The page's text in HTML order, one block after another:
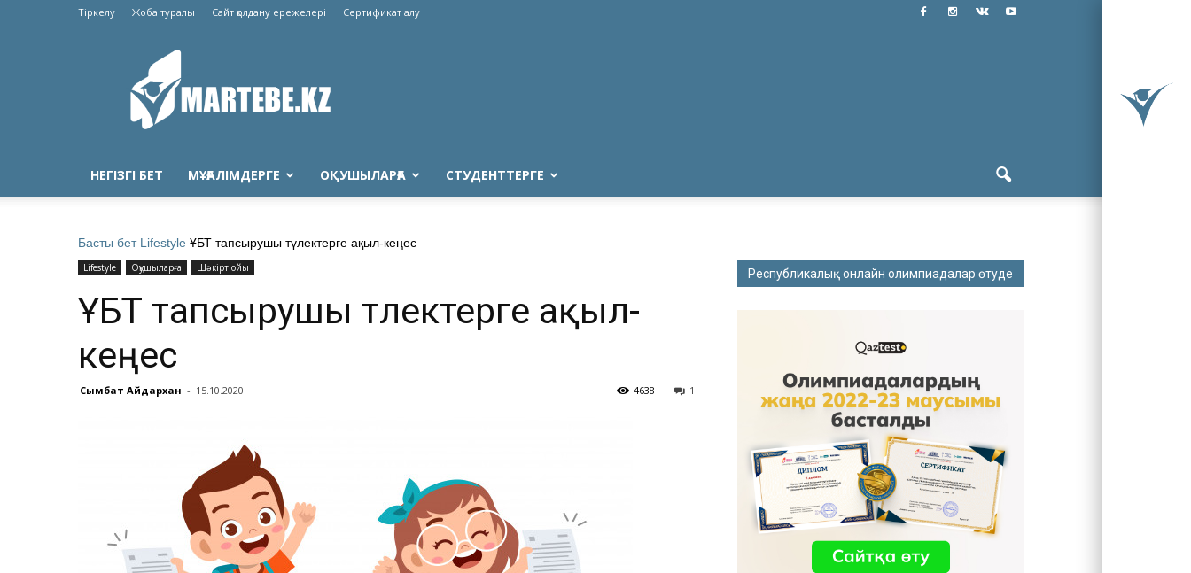
Тіркелу Жоба туралы Сайт қолдану ережелері Сертификат алу
Martebe.kz
білім
сайты
НЕГІЗГІ БЕТ МҰҒАЛІМДЕРГЕ ОҚУШЫЛАРҒА СТУДЕНТТЕРГЕ
Басты бет Lifestyle ҰБТ тапсырушы түлектерге ақыл-кеңес
Lifestyle Оқушыларға Шәкірт ойы
ҰБТ тапсырушы түлектерге ақыл-
кеңес
Сымбат Айдархан - 15.10.2020 1
4638
Республикалық онлайн олимпиадалар өтуде